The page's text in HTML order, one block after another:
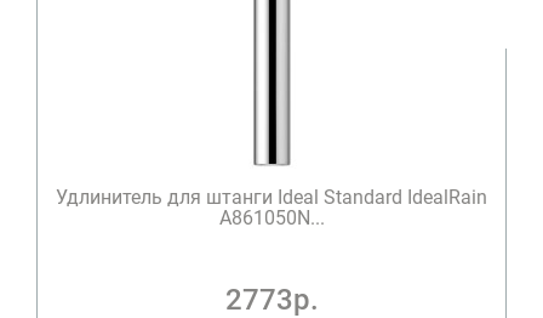
Удлинитель для штанги Ideal Standard IdealRain
A861050N...
2773р.